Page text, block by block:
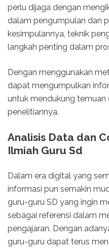
perlu dijaga dengan
dalam pengumpulan dan
kesimpulannya, teknik
langkah penting dalam
Dengan menggunakan
dapat mengumpulkan
untuk mendukung temuan
penelitiannya.
Analisis Data dan
Ilmiah Guru Sd
Dalam era digital yang
informasi pun semakin
guru-guru SD yang ingin
sebagai referensi dalam
pengajaran. Dengan
guru-guru dapat terus